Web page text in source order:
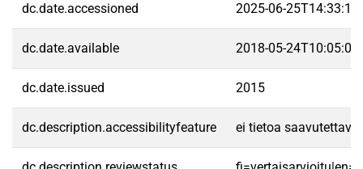
dc.date.accessioned 2025-06-
dc.date.available 2018-05-
dc.date.issued 2015
dc.description.accessibilityfeature ei tietoa